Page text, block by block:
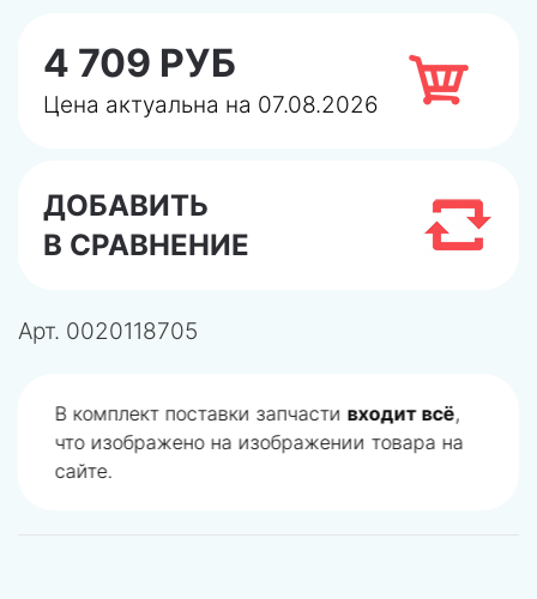
4 709 РУБ
Цена актуальна на 07.08.2026
ДОБАВИТЬ
В СРАВНЕНИЕ
Арт. 0020118705
В комплект поставки запчасти входит всё,
что изображено на изображении товара на
сайте.